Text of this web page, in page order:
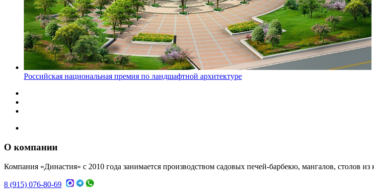
Российская национальная премия по ландшафтной архитектуре
О компании
Компания «Династия» с 2010 года занимается производством садовых печей-барбекю, мангалов, столов
8 (915) 076-80-69